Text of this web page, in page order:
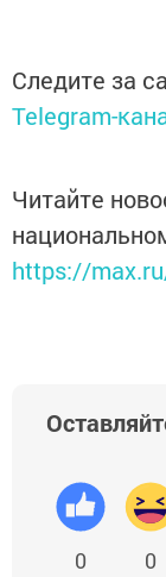
Следите за
Telegram-
Читайте
https://
0 0